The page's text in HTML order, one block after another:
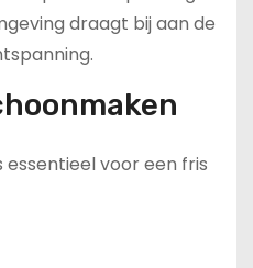
draagt bij aan de
essentieel voor een fris